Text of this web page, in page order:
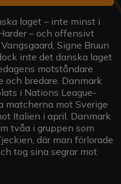
laget – inte minst i
– och offensivt
Signe Bruun
inte det danska laget
motståndare
och bredare. Danmark
i Nations League-
matcherna mot Sverige
Italien i april. Danmark
tvåa i gruppen som
där man förlorade
tog sina segrar mot